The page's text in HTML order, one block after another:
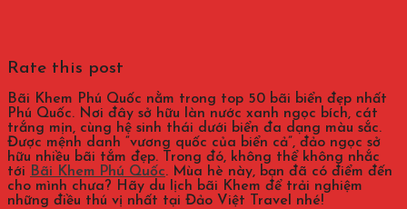
Rate this post
Bãi Khem Phú Quốc nằm trong top 50 bãi biển đẹp nhất
Phú Quốc. Nơi đây sở hữu làn nước xanh ngọc bích, cát
trắng mịn, cùng hệ sinh thái dưới biển đa dạng màu sắc.
Được mệnh danh “vương quốc của biển cả”, đảo ngọc sở
hữu nhiều bãi tắm đẹp. Trong đó, không thể không nhắc
tới Bãi Khem Phú Quốc. Mùa hè này, bạn đã có điểm đến
cho mình chưa? Hãy du lịch bãi Khem để trải nghiệm
những điều thú vị nhất tại Đảo Việt Travel nhé!